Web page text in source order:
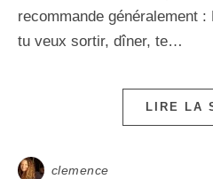
recommande généralement
tu veux sortir, dîner, te…
LIRE LA
clemence